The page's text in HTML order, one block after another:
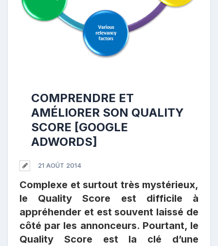
COMPRENDRE ET
AMÉLIORER SON QUALITY
SCORE [GOOGLE
ADWORDS]
21 AOÛT 2014
Complexe et surtout très mystérieux,
le Quality Score est difficile à
appréhender et est souvent laissé de
côté par les annonceurs. Pourtant, le
Quality Score est la clé d’une